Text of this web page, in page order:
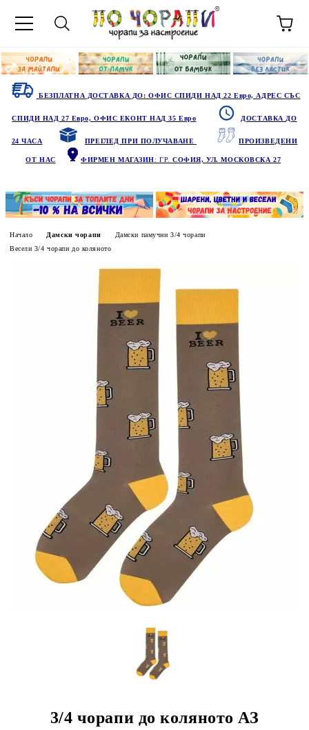
БЕЗПЛАТНА ДОСТАВКА ДО: ОФИС СПИДИ НАД 22 Евро, АДРЕС СЪС
СПИДИ НАД 27 Евро, ОФИС ЕКОНТ НАД 35 Евро ДОСТАВКА ДО
24 ЧАСА ПРЕГЛЕД ПРИ ПОЛУЧАВАНЕ ПРОИЗВЕДЕНИ
ОТ НАС ФИРМЕН МАГАЗИН: ГР.СОФИЯ, УЛ. МОСКОВСКА 27
Начало Дамски чорапи
Дамски памучни 3/4 чорапи
Весели 3/4 чорапи до коляното
3/4 чорапи до коляното АЗ